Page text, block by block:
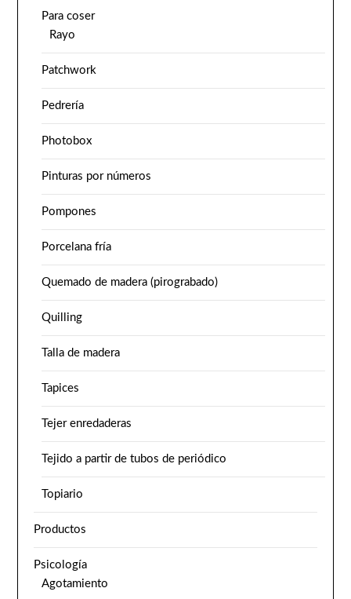
Para coser
Rayo
Patchwork
Pedrería
Photobox
Pinturas por números
Pompones
Porcelana fría
Quemado de madera (pirograbado)
Quilling
Talla de madera
Tapices
Tejer enredaderas
Tejido a partir de tubos de periódico
Topiario
Productos
Psicología
Agotamiento